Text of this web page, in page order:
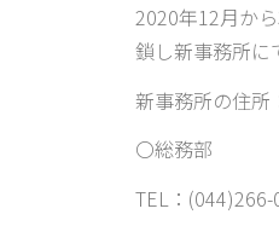
2020年12月か
鎖し新事務所に
新事務所の住
〇総務部
TEL：(044)266-